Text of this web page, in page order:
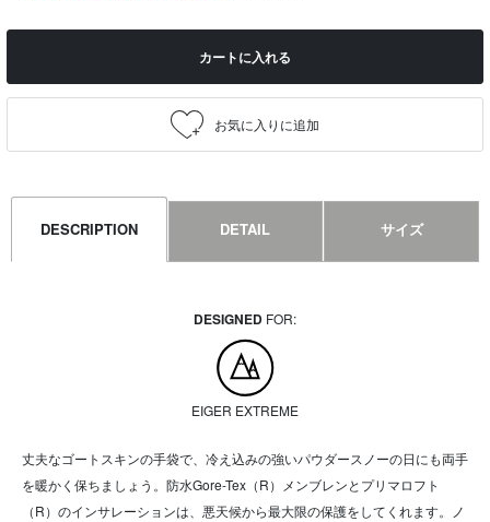
カートに入れる
DESCRIPTION DETAIL サイズ
DESIGNED FOR:
EIGER EXTREME
丈夫なゴートスキンの手袋で、冷え込みの強いパウダースノーの日にも両手
を暖かく保ちましょう。防水Gore-Tex（R）メンブレンとプリマロフト
（R）のインサレーションは、悪天候から最大限の保護をしてくれます。ノ